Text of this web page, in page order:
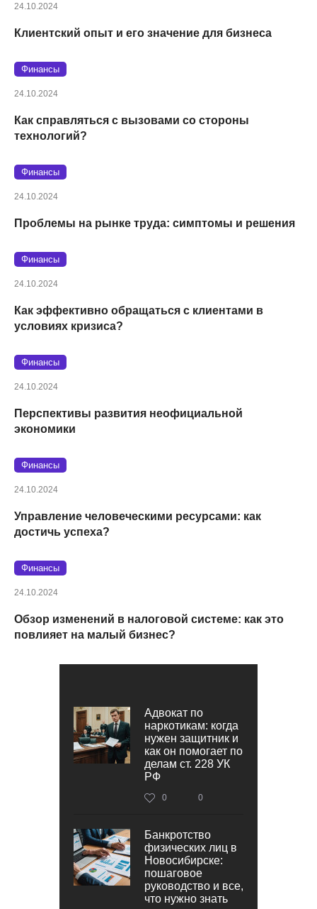
24.10.2024
Клиентский опыт и его значение для бизнеса
Финансы
24.10.2024
Как справляться с вызовами со стороны
технологий?
Финансы
24.10.2024
Проблемы на рынке труда: симптомы и решения
Финансы
24.10.2024
Как эффективно обращаться с клиентами в
условиях кризиса?
Финансы
24.10.2024
Перспективы развития неофициальной
экономики
Финансы
24.10.2024
Управление человеческими ресурсами: как
достичь успеха?
Финансы
24.10.2024
Обзор изменений в налоговой системе: как это
повлияет на малый бизнес?
Адвокат по
наркотикам: когда
нужен защитник и
как он помогает по
делам ст. 228 УК
РФ
0 0
Банкротство
физических лиц в
Новосибирске:
пошаговое
руководство и все,
что нужно знать